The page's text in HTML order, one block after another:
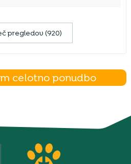
pregledov (920)
celotno ponudbo